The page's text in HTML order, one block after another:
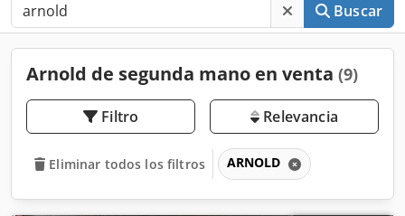
Buscar
Arnold de segunda mano en venta (9)
Filtro Relevancia
Eliminar todos los filtros ARNOLD